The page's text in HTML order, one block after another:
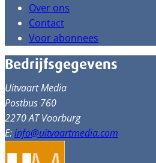
Over ons
Contact
Voor abonnees
Bedrijfsgegevens
Uitvaart Media
Postbus 760
2270 AT Voorburg
E:info@uitvaartmedia.com